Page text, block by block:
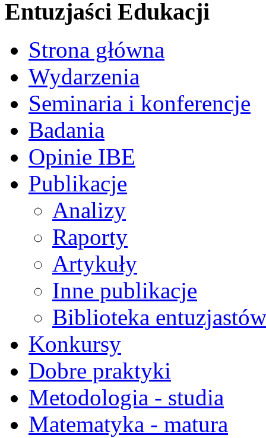
Entuzjaści Edukacji
Strona główna
Wydarzenia
Seminaria i konferencje
Badania
Opinie IBE
Publikacje
Analizy
Raporty
Artykuły
Inne publikacje
Biblioteka
Konkursy
Dobre praktyki
Metodologia - studia
Matematyka - matura